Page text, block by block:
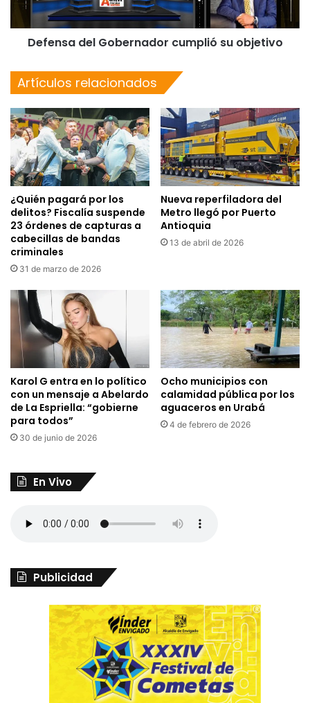
Defensa del Gobernador cumplió su objetivo
Artículos relacionados
¿Quién pagará por los
delitos? Fiscalía suspende
23 órdenes de capturas a
cabecillas de bandas
criminales
31 de marzo de 2026
Nueva reperfiladora del
Metro llegó por Puerto
Antioquia
13 de abril de 2026
Karol G entra en lo político
con un mensaje a Abelardo
de La Espriella: “gobierne
para todos”
30 de junio de 2026
Ocho municipios con
calamidad pública por los
aguaceros en Urabá
4 de febrero de 2026
En Vivo
Publicidad